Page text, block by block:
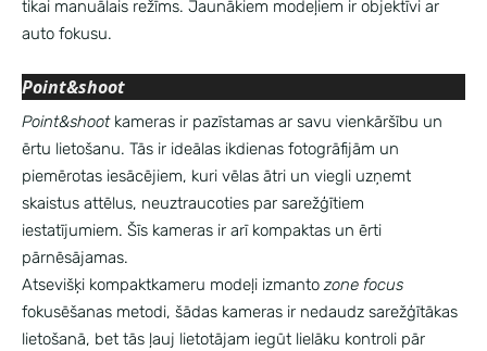
tikai manuālais režīms. Jaunākiem modeļiem ir objektīvi ar
auto fokusu.
Point&shoot
Point&shootkameras ir pazīstamas ar savu vienkāršību un
ērtu lietošanu. Tās ir ideālas ikdienas fotogrāfijām un
piemērotas iesācējiem, kuri vēlas ātri un viegli uzņemt
skaistus attēlus, neuztraucoties par sarežģītiem
iestatījumiem. Šīs kameras ir arī kompaktas un ērti
pārnēsājamas.
Atsevišķi kompaktkameru modeļi izmantozone focus
fokusēšanas metodi, šādas kameras ir nedaudz sarežģītākas
lietošanā, bet tās ļauj lietotājam iegūt lielāku kontroli pār